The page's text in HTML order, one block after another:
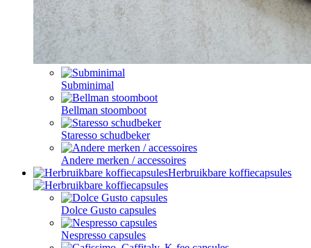
Subminimal
Bellman stoomboot
Staresso schudbeker
Andere merken / accessoires
Herbruikbare koffiecapsules
Dolce Gusto capsules
Nespresso capsules